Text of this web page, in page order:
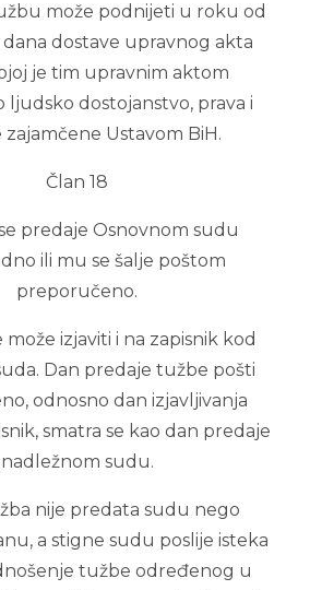
može podnijeti u roku od
dostave upravnog akta
je tim upravnim aktom
ljudsko dostojanstvo, prava i
zajamčene Ustavom BiH.
Član 18
predaje Osnovnom sudu
ili mu se šalje poštom
preporučeno.
može izjaviti i na zapisnik kod
Dan predaje tužbe pošti
odnosno dan izjavljivanja
smatra se kao dan predaje
nadležnom sudu.
nije predata sudu nego
a stigne sudu poslije isteka
tužbe određenog u